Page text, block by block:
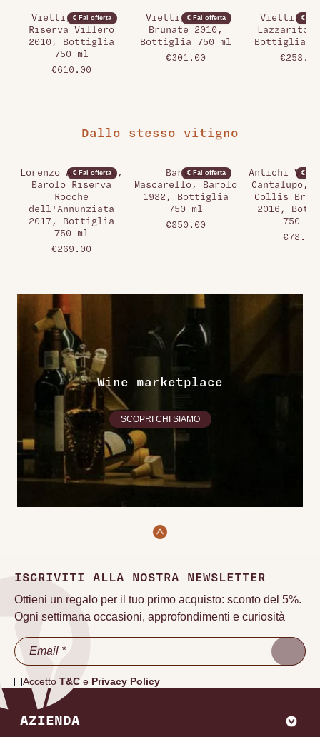
€ Fai offerta
Vietti, Barolo
Riserva Villero
2010, Bottiglia
750 ml
€610.00
€ Fai offerta
Vietti, Barolo
Brunate 2010,
Bottiglia 750 ml
€301.00
€ Fai
Vietti,
Lazzarito
Bottiglia
€258.00
Dallo stesso vitigno
€ Fai offerta
Lorenzo Accomasso,
Barolo Riserva
Rocche
dell'Annunziata
2017, Bottiglia
750 ml
€269.00
€ Fai offerta
Bartolo
Mascarello, Barolo
1982, Bottiglia
750 ml
€850.00
€ Fai
Antichi
Cantalupo,
Collis
2016,
750 ml
€78.00
Wine marketplace
SCOPRI CHI SIAMO
ISCRIVITI ALLA NOSTRA NEWSLETTER
Ottieni un regalo per il tuo primo acquisto: sconto del 5%.
Ogni settimana occasioni, approfondimenti e curiosità
Accetto T&Ce Privacy Policy
AZIENDA